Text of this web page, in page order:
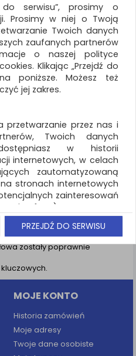
Więcej
przyjętych kryteriów
zaznaczając inne filtry i
zostały poprawnie
MOJE KONTO
Historia zamówień
Moje adresy
Twoje dane osobiste
do serwisu”, prosimy o
Prosimy w niej o Twoją
Twoich danych
zaufanych partnerów
o naszej polityce
Klikając „Przejdź do
poniższe. Możesz też
jej zakres.
przetwarzanie przez nas i
Twoich danych
w historii
internetowych, w celach
zautomatyzowaną
stronach internetowych
zainteresowań
i oferty), w tym na
na Twoich urządzeniach i
„Przejdź do serwisu”.
lub ograniczyć jej
gdzie znajdziesz wszelkie
. Te same informacje
z naszą polityką
25 maja 2018.
zalogowanych, aby
Umowy z Państwem i
działanie naszej strony
wysłanie potwierdzenia
PRZEJDŹ DO SERWISU